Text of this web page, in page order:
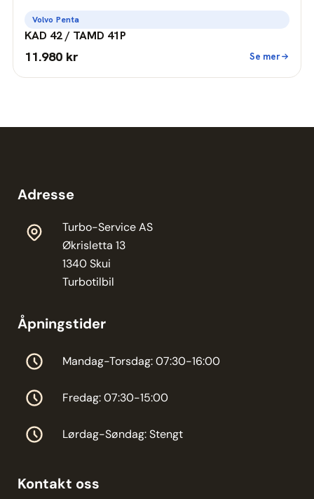
Volvo Penta
KAD 42 / TAMD 41P
11.980 kr Se mer
Adresse
Turbo-Service AS
Økrisletta 13
1340 Skui
Turbotilbil
Åpningstider
Mandag-Torsdag: 07:30-16:00
Fredag: 07:30-15:00
Lørdag-Søndag: Stengt
Kontakt oss